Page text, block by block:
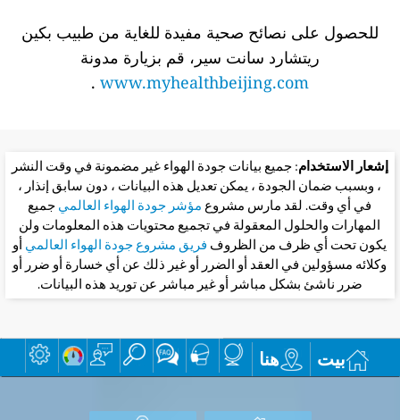
للحصول على نصائح صحية مفيدة للغاية من طبيب بكين
ريتشارد سانت سير، قم بزيارة مدونة
www.myhealthbeijing.com
.
إشعار الاستخدام: جميع بيانات جودة الهواء غير مضمونة في وقت النشر
، وبسبب ضمان الجودة ، يمكن تعديل هذه البيانات ، دون سابق إنذار ،
في أي وقت. لقد مارس مشروعمؤشر جودة الهواء العالميجميع
المهارات والحلول المعقولة في تجميع محتويات هذه المعلومات ولن
يكون تحت أي ظرف من الظروففريق مشروع جودة الهواء العالميأو
وكلائه مسؤولين في العقد أو الضرر أو غير ذلك عن أي خسارة أو ضرر أو
ضرر ناشئ بشكل مباشر أو غير مباشر عن توريد هذه البيانات.
بيت هنا